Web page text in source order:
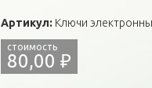
Артикул: Ключи
80,00 ₽